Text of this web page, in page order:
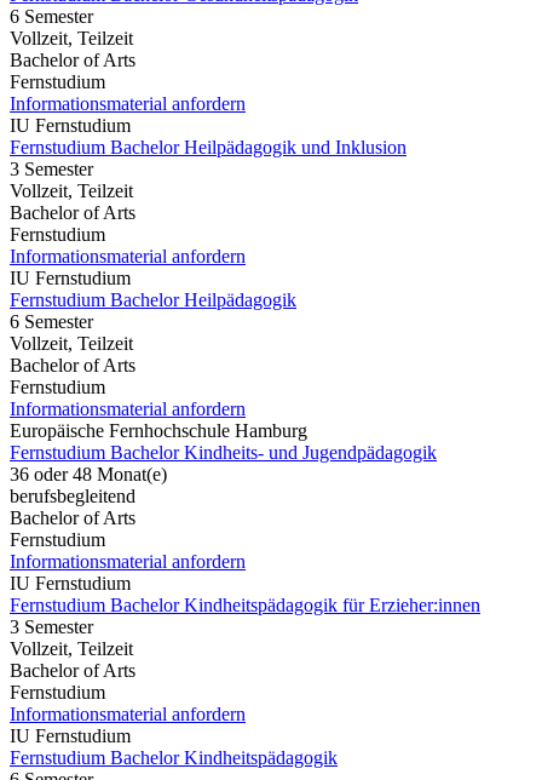
6 Semester
Vollzeit, Teilzeit
Bachelor of Arts
Fernstudium
Informationsmaterial anfordern
IU Fernstudium
Fernstudium Bachelor Heilpädagogik und Inklusion
3 Semester
Vollzeit, Teilzeit
Bachelor of Arts
Fernstudium
Informationsmaterial anfordern
IU Fernstudium
Fernstudium Bachelor Heilpädagogik
6 Semester
Vollzeit, Teilzeit
Bachelor of Arts
Fernstudium
Informationsmaterial anfordern
Europäische Fernhochschule Hamburg
Fernstudium Bachelor Kindheits- und Jugendpädagogik
36 oder 48 Monat(e)
berufsbegleitend
Bachelor of Arts
Fernstudium
Informationsmaterial anfordern
IU Fernstudium
Fernstudium Bachelor Kindheitspädagogik für Erzieher:innen
3 Semester
Vollzeit, Teilzeit
Bachelor of Arts
Fernstudium
Informationsmaterial anfordern
IU Fernstudium
Fernstudium Bachelor Kindheitspädagogik